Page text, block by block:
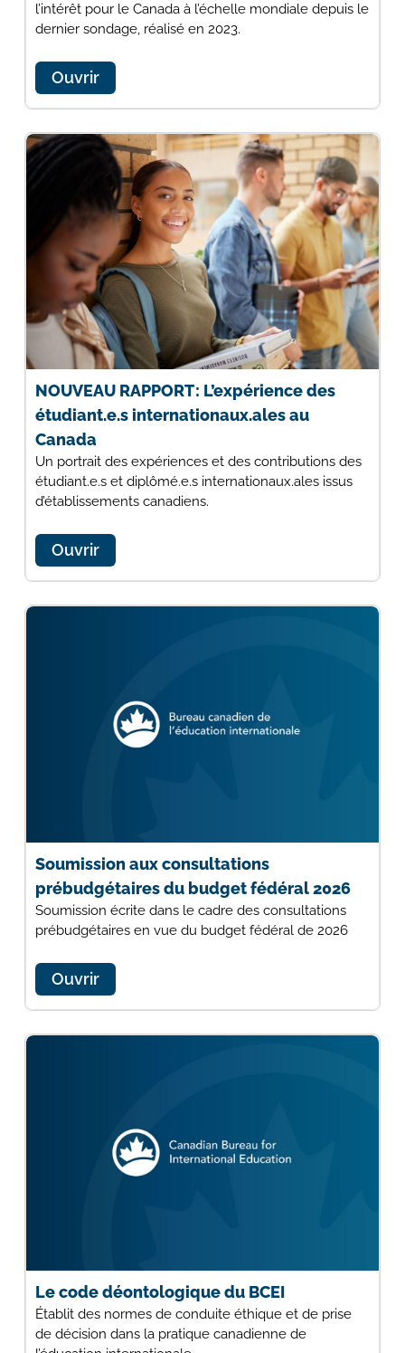
l’intérêt pour le Canada à l’échelle mondiale depuis le
dernier sondage, réalisé en 2023.
Ouvrir
NOUVEAU RAPPORT : L’expérience des
étudiant.e.s internationaux.ales au
Canada
Un portrait des expériences et des contributions des
étudiant.e.s et diplômé.e.s internationaux.ales issus
d’établissements canadiens.
Ouvrir
Soumission aux consultations
prébudgétaires du budget fédéral 2026
Soumission écrite dans le cadre des consultations
prébudgétaires en vue du budget fédéral de 2026
Ouvrir
Le code déontologique du BCEI
Établit des normes de conduite éthique et de prise
de décision dans la pratique canadienne de